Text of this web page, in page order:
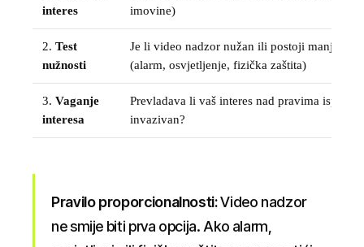
interes
imovine)
2. Test
nužnosti
Je li video nadzor nužan ili postoji manje
(alarm, osvjetljenje, fizička zaštita)
3. Vaganje
interesa
Prevladava li vaš interes nad pravima
invazivan?
Pravilo proporcionalnosti:Video nadzor
ne smije biti prva opcija. Ako alarm,